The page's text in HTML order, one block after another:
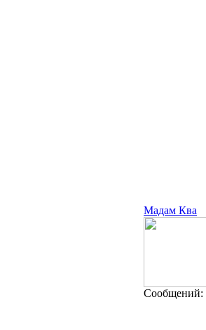
Мадам Ква
Сообщений: